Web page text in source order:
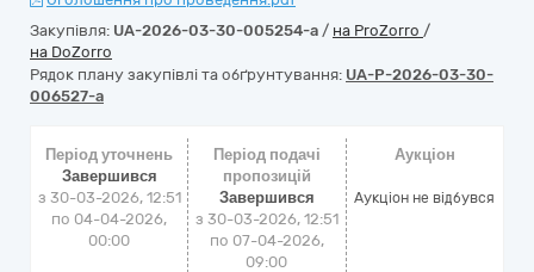
Закупівля: UA-2026-03-30-005254-a / на ProZorro /
на DoZorro
Рядок плану закупівлі та обґрунтування: UA-P-2026-03-30-
006527-a
Період уточнень
Завершився
з 30-03-2026, 12:51
по 04-04-2026,
00:00
Період подачі
пропозицій
Завершився
з 30-03-2026, 12:51
по 07-04-2026,
09:00
Аукціон
Аукціон не відбувся